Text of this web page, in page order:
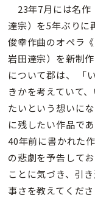
23年7月には名作
達宗）を5年ぶりに
俊幸作曲のオペラ
岩田達宗）を新制
について郡は、 「
きかを考えていて
たいという想いに
に残したい作品で
40年前に書かれた
の悲劇を予告して
ことに気づき、引
事さを教えてくだ